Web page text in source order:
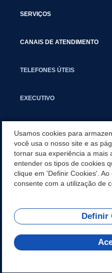
SERVIÇOS
CANAIS DE ATENDIMENTO
TELEFONES ÚTEIS
EXECUTIVO
APLICATIVO
SECRETARIAS
REDES SOCIAIS
Usamos cookies para
você usa o nosso site e as
tornar sua experiência a mais
entender os tipos de cookies
clique em 'Definir Cookies'.
consente com a utilização de
Definir